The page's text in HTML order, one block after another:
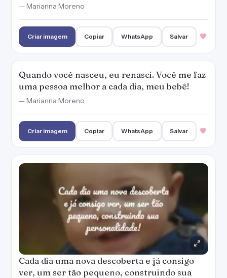
— Marianna Moreno
Criar imagem Copiar WhatsApp Salvar
Quando você nasceu, eu renasci. Você me faz
uma pessoa melhor a cada dia, meu bebê!
— Marianna Moreno
Criar imagem Copiar WhatsApp Salvar
Cada dia uma nova descoberta e já consigo
ver, um ser tão pequeno, construindo sua